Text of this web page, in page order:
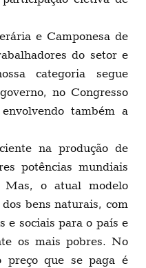
e Camponesa de
do setor e
categoria segue
no Congresso
também a
na produção de
potências mundiais
Mas, o atual modelo
bens naturais, com
e sociais para o país e
os mais pobres. No
preço que se paga é